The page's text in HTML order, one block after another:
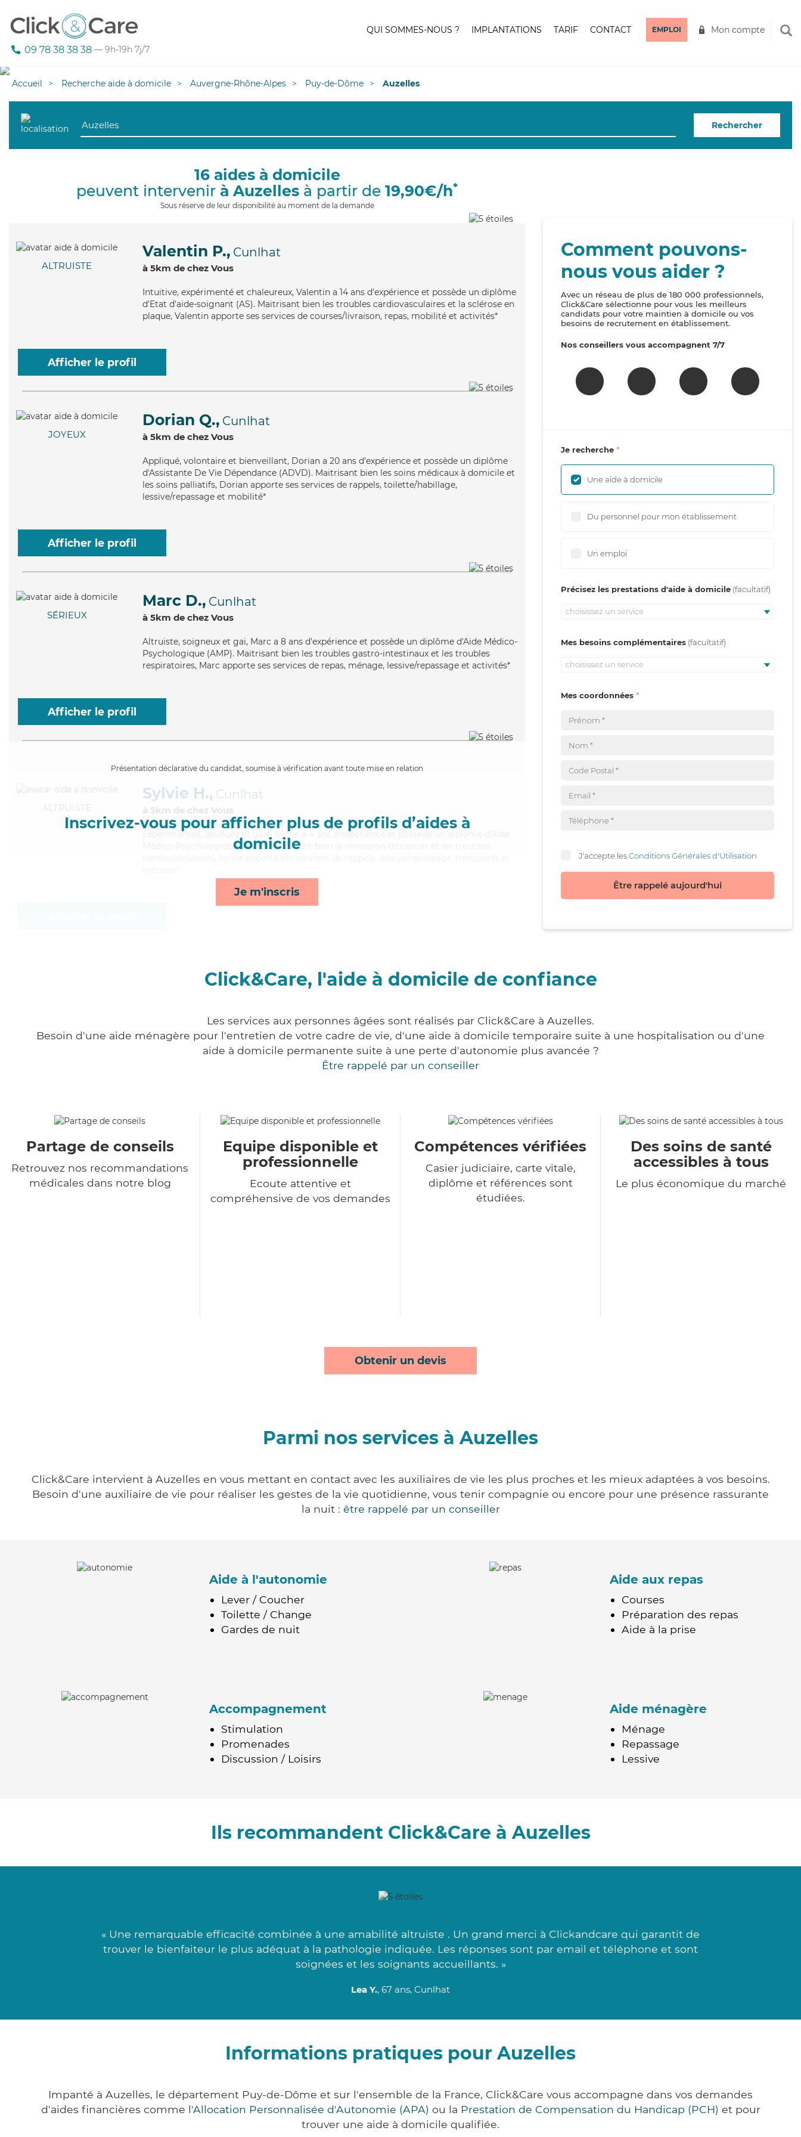
09 78 38 38 38 — 9h-19h 7j/7
QUI SOMMES-NOUS ? IMPLANTATIONS TARIF CONTACT EMPLOI Mon compte
Accueil Recherche aide à domicile Auvergne-Rhône-Alpes Puy-de-Dôme Auzelles
Rechercher
16 aides à domicile
peuvent intervenir à Auzelles à partir de 19,90€/h*
Sous réserve de leur disponibilité au moment de la demande
ALTRUISTE
Valentin P., Cunlhat
à 5km de chez Vous
Intuitive, expérimenté et chaleureux, Valentin a 14 ans d'expérience et possède un diplôme
d'Etat d'aide-soignant (AS). Maitrisant bien les troubles cardiovasculaires et la sclérose en
plaque, Valentin apporte ses services de courses/livraison, repas, mobilité et activités*
Afficher le profil
JOYEUX
Dorian Q., Cunlhat
à 5km de chez Vous
Appliqué, volontaire et bienveillant, Dorian a 20 ans d'expérience et possède un diplôme
d'Assistante De Vie Dépendance (ADVD). Maitrisant bien les soins médicaux à domicile et
les soins palliatifs, Dorian apporte ses services de rappels, toilette/habillage,
lessive/repassage et mobilité*
Afficher le profil
SÉRIEUX
Marc D., Cunlhat
à 5km de chez Vous
Altruiste, soigneux et gai, Marc a 8 ans d'expérience et possède un diplôme d'Aide Médico-
Psychologique (AMP). Maitrisant bien les troubles gastro-intestinaux et les troubles
respiratoires, Marc apporte ses services de repas, ménage, lessive/repassage et activités*
Afficher le profil
Présentation déclarative du candidat, soumise à vérification avant toute mise en relation
Inscrivez-vous pour afficher plus de profils d’aides à
domicile
Je m'inscris
ALTRUISTE
Sylvie H., Cunlhat
à 5km de chez Vous
Expérimentée
, dévouée et gaie, Sylvie a 4 ans d'expérience et possède un diplôme d'Aide
Médico-Psychologique (AMP). Maitrisant bien la rémission de cancer et les troubles
Comment pouvons-
nous vous aider ?
Avec un réseau de plus de 180 000 professionnels,
Click&Care sélectionne pour vous les meilleurs
candidats pour votre maintien à domicile ou vos
besoins de recrutement en établissement.
Nos conseillers vous accompagnent 7/7
Je recherche
Une aide à domicile
Du personnel pour mon établissement
Un emploi
Précisez les prestations d'aide à domicile
choisissez un service
Mes besoins complémentaires
choisissez un service
Mes coordonnées
J'accepte lesConditions Générales d'Utilisation
Être rappelé aujourd'hui
Click&Care, l'aide à domicile de confiance
Les services aux personnes âgées sont réalisés par Click&Care à Auzelles.
Besoin d'une aide ménagère pour l'entretien de votre cadre de vie, d'une aide à domicile temporaire suite à une hospitalisation ou d'une
aide à domicile permanente suite à une perte d'autonomie plus avancée ?
Être rappelé par un conseiller
Partage de conseils
Retrouvez nos recommandations
médicales dans notre blog
Equipe disponible et
professionnelle
Ecoute attentive et
compréhensive de vos demandes
Compétences vérifiées
Casier judiciaire, carte vitale,
diplôme et références sont
étudiées.
Des soins de santé
accessibles à tous
Le plus économique du marché
Obtenir un devis
Parmi nos services à Auzelles
Click&Care intervient à Auzelles en vous mettant en contact avec les auxiliaires de vie les plus proches et les mieux adaptées à vos besoins.
Besoin d'une auxiliaire de vie pour réaliser les gestes de la vie quotidienne, vous tenir compagnie ou encore pour une présence rassurante
la nuit : être rappelé par un conseiller
Aide à l'autonomie
Lever / Coucher
Toilette / Change
Gardes de nuit
Aide aux repas
Courses
Préparation des repas
Aide à la prise
Accompagnement
Stimulation
Promenades
Discussion / Loisirs
Aide ménagère
Ménage
Repassage
Lessive
Ils recommandent Click&Care à Auzelles
« Une remarquable efficacité combinée à une amabilité altruiste . Un grand merci à Clickandcare qui garantit de
trouver le bienfaiteur le plus adéquat à la pathologie indiquée. Les réponses sont par email et téléphone et sont
soignées et les soignants accueillants. »
Lea Y., 67 ans, Cunlhat
Informations pratiques pour Auzelles
Impanté à Auzelles, le département Puy-de-Dôme et sur l'ensemble de la France, Click&Care vous accompagne dans vos demandes
d'aides financières comme l'Allocation Personnalisée d'Autonomie (APA) ou la Prestation de Compensation du Handicap (PCH) et pour
trouver une aide à domicile qualifiée.